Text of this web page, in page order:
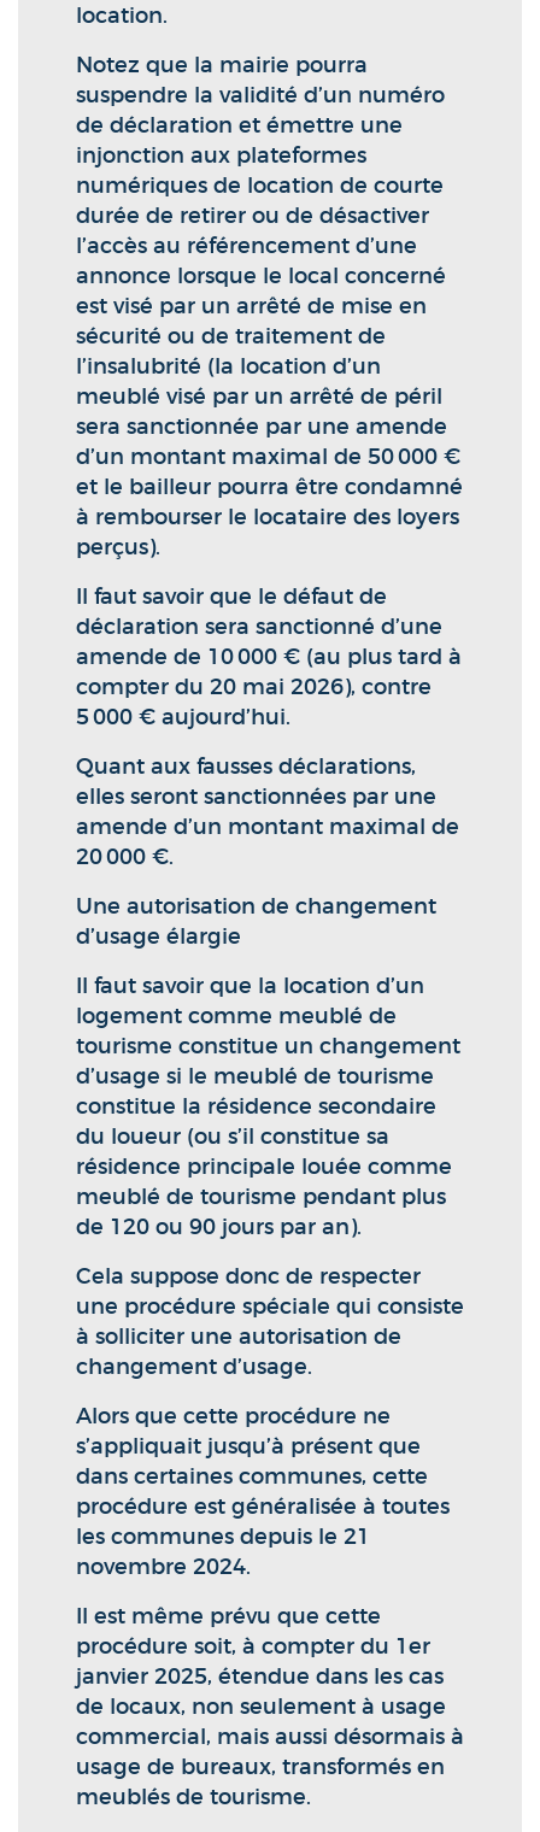
location.
Notez que la mairie pourra
suspendre la validité d’un numéro
de déclaration et émettre une
injonction aux plateformes
numériques de location de courte
durée de retirer ou de désactiver
l’accès au référencement d’une
annonce lorsque le local concerné
est visé par un arrêté de mise en
sécurité ou de traitement de
l’insalubrité (la location d’un
meublé visé par un arrêté de péril
sera sanctionnée par une amende
d’un montant maximal de 50 000 €
et le bailleur pourra être condamné
à rembourser le locataire des loyers
perçus).
Il faut savoir que le défaut de
déclaration sera sanctionné d’une
amende de 10 000 € (au plus tard à
compter du 20 mai 2026), contre
5 000 € aujourd’hui.
Quant aux fausses déclarations,
elles seront sanctionnées par une
amende d’un montant maximal de
20 000 €.
Une autorisation de changement
d’usage élargie
Il faut savoir que la location d’un
logement comme meublé de
tourisme constitue un changement
d’usage si le meublé de tourisme
constitue la résidence secondaire
du loueur (ou s’il constitue sa
résidence principale louée comme
meublé de tourisme pendant plus
de 120 ou 90 jours par an).
Cela suppose donc de respecter
une procédure spéciale qui consiste
à solliciter une autorisation de
changement d’usage.
Alors que cette procédure ne
s’appliquait jusqu’à présent que
dans certaines communes, cette
procédure est généralisée à toutes
les communes depuis le 21
novembre 2024.
Il est même prévu que cette
procédure soit, à compter du 1er
janvier 2025, étendue dans les cas
de locaux, non seulement à usage
commercial, mais aussi désormais à
usage de bureaux, transformés en
meublés de tourisme.